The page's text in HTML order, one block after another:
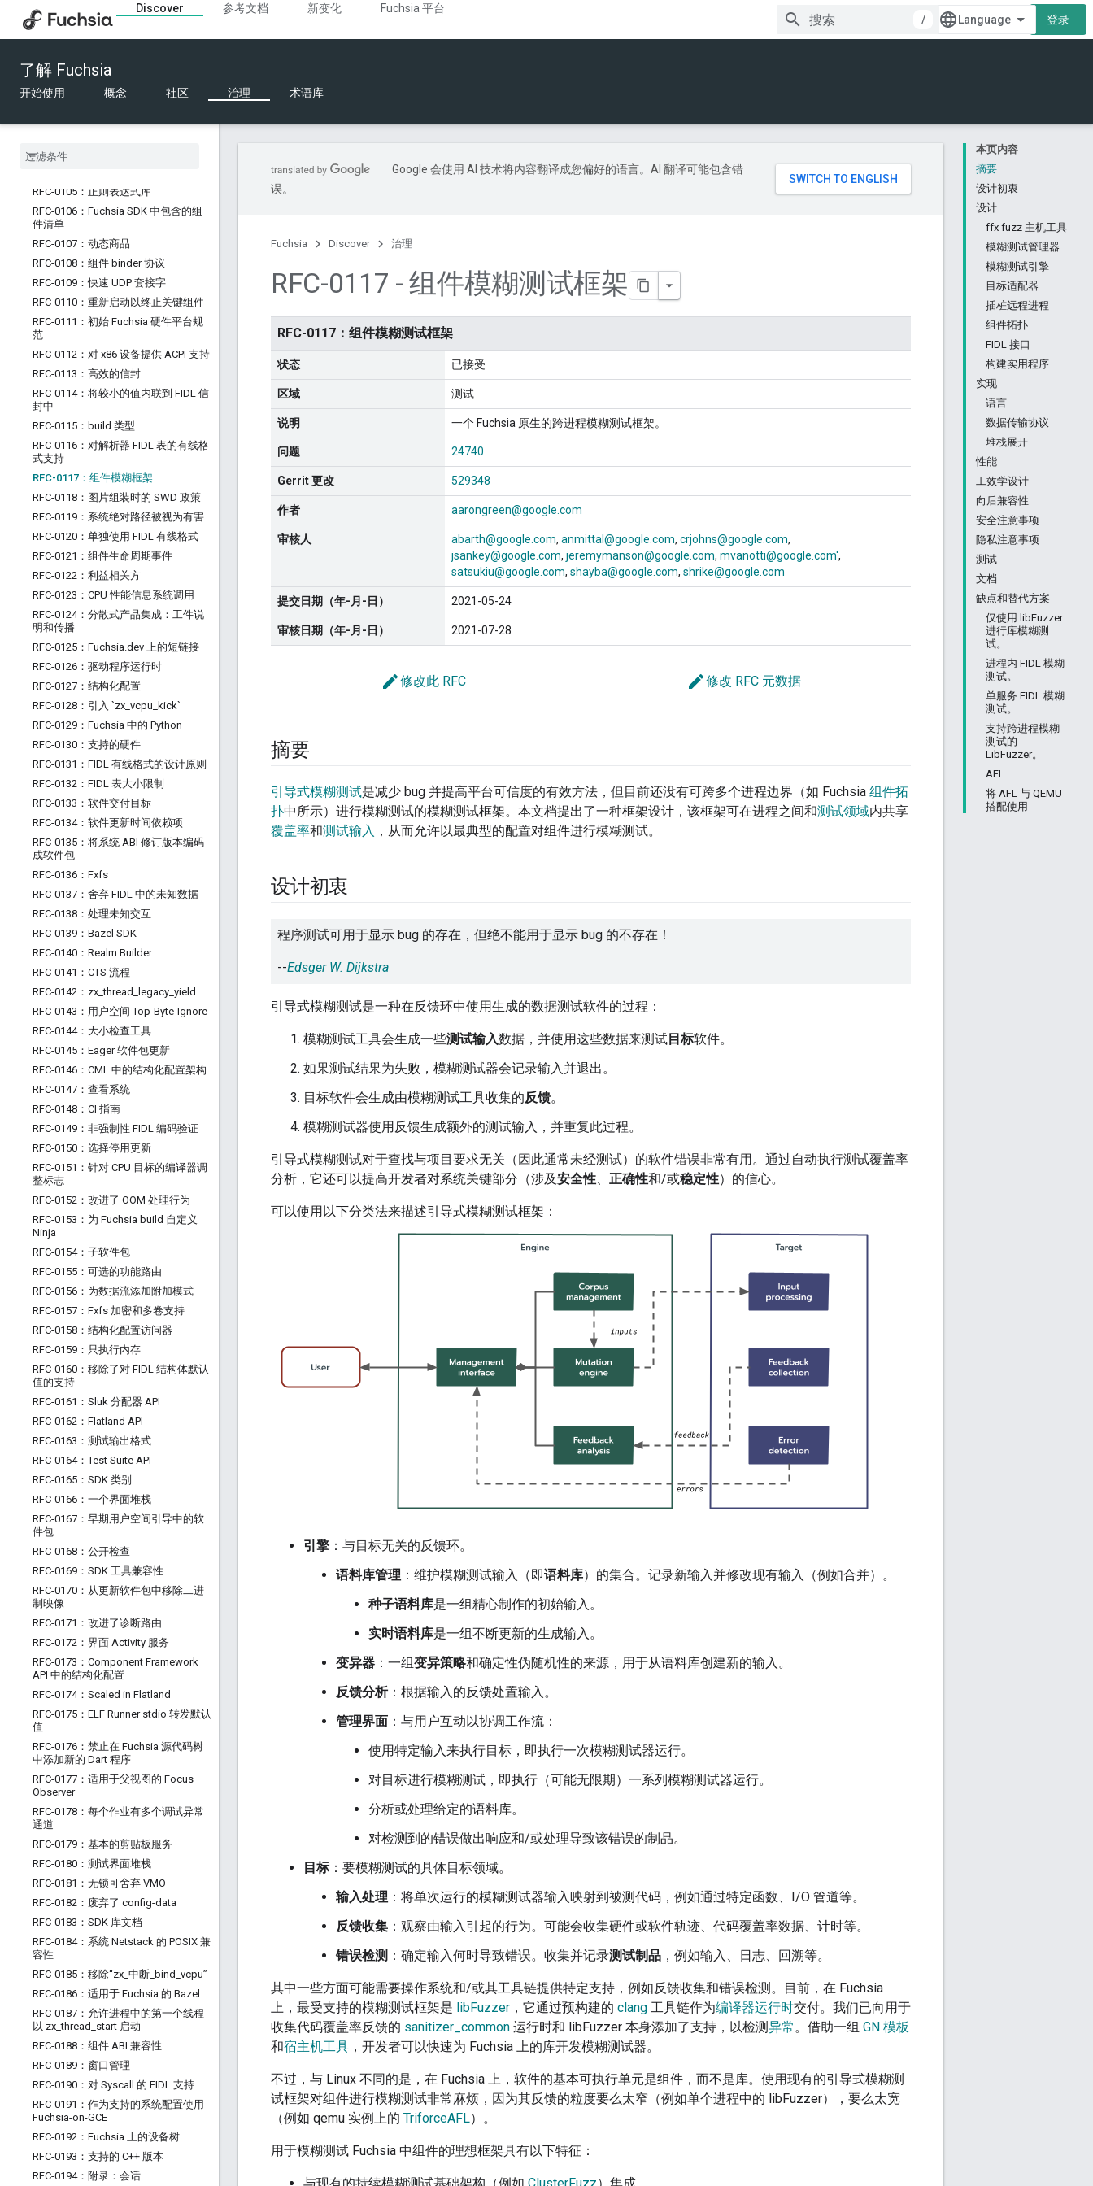
Discover 参考文档 新变化
Fuchsia 平台
/
登录
了解 Fuchsia
开始使用 概念 社区 治理 术语库
RFC-0097：FIDL 工具链
RFC-0098：组件框架 RFC 标准
`zx_socket_set_disposition`
RFC-0100：产品元数据
RFC-0101：具有编号句柄的动态组件
RFC-0103：软件交付 RFC 标准
RFC-0105：正则表达式库
RFC-0106：Fuchsia SDK 中包含的组
件清单
RFC-0107：动态商品
RFC-0108：组件 binder 协议
RFC-0109：快速 UDP 套接字
RFC-0110：重新启动以终止关键组件
RFC-0111：初始 Fuchsia 硬件平台规
范
RFC-0112：对 x86 设备提供 ACPI 支持
RFC-0113：高效的信封
RFC-0114：将较小的值内联到 FIDL 信
封中
RFC-0115：build 类型
RFC-0116：对解析器 FIDL 表的有线格
式支持
RFC-0117：组件模糊框架
RFC-0118：图片组装时的 SWD 政策
RFC-0119：系统绝对路径被视为有害
RFC-0120：单独使用 FIDL 有线格式
RFC-0121：组件生命周期事件
RFC-0122：利益相关方
RFC-0123：CPU 性能信息系统调用
RFC-0124：分散式产品集成：工件说
明和传播
RFC-0125：Fuchsia.dev 上的短链接
RFC-0126：驱动程序运行时
RFC-0127：结构化配置
RFC-0128：引入 `zx vcpu kick`
RFC-0129：Fuchsia 中的 Python
RFC-0130：支持的硬件
RFC-0131：FIDL 有线格式的设计原则
RFC-0132：FIDL 表大小限制
RFC-0133：软件交付目标
RFC-0134：软件更新时间依赖项
RFC-0135：将系统 ABI 修订版本编码
成软件包
RFC-0136：Fxfs
RFC-0137：舍弃 FIDL 中的未知数据
RFC-0138：处理未知交互
RFC-0139：Bazel SDK
RFC-0140：Realm Builder
RFC-0141：CTS 流程
RFC-0142：zx _thread legacy yield
RFC-0143：用户空间 Top-Byte-Ignore
RFC-0144：大小检查工具
RFC-0145：Eager 软件包更新
RFC-0146：CML 中的结构化配置架构
RFC-0147：查看系统
RFC-0148：CI 指南
RFC-0149：非强制性 FIDL 编码验证
RFC-0150：选择停用更新
RFC-0151：针对 CPU 目标的编译器调
整标志
RFC-0152：改进了 OOM 处理行为
RFC-0153：为 Fuchsia build 自定义
Ninja
RFC-0154：子软件包
RFC-0155：可选的功能路由
RFC-0156：为数据流添加附加模式
RFC-0157：Fxfs 加密和多卷支持
RFC-0158：结构化配置访问器
RFC-0159：只执行内存
RFC-0160：移除了对 FIDL 结构体默认
值的支持
RFC-0161：Sluk 分配器 API
RFC-0162：Flatland API
RFC-0163：测试输出格式
RFC-0164：Test Suite API
RFC-0165：SDK 类别
RFC-0166：一个界面堆栈
RFC-0167：早期用户空间引导中的软
件包
RFC-0168：公开检查
RFC-0169：SDK 工具兼容性
RFC-0170：从更新软件包中移除二进
制映像
RFC-0171：改进了诊断路由
RFC-0172：界面 Activity 服务
RFC-0173：Component Framework
API 中的结构化配置
RFC-0174：Scaled in Flatland
RFC-0175：ELF Runner stdio 转发默认
值
RFC-0176：禁止在 Fuchsia 源代码树
中添加新的 Dart 程序
RFC-0177：适用于父视图的 Focus
Observer
RFC-0178：每个作业有多个调试异常
通道
RFC-0179：基本的剪贴板服务
RFC-0180：测试界面堆栈
RFC-0181：无锁可舍弃 VMO
RFC-0182：废弃了 config-data
RFC-0183：SDK 库文档
RFC-0184：系统 Netstack 的 POSIX 兼
容性
RFC-0185：移除“zx 中断 bind vcpu”
RFC-0186：适用于 Fuchsia 的 Bazel
RFC-0187：允许进程中的第一个线程
以 zx _thread start 启动
RFC-0188：组件 ABI 兼容性
RFC-0189：窗口管理
RFC-0190：对 Syscall 的 FIDL 支持
RFC-0191：作为支持的系统配置使用
Fuchsia-on-GCE
RFC-0192：Fuchsia 上的设备树
RFC-0193：支持的 C++ 版本
RFC-0194：附录：会话
本页内容
摘要
设计初衷
设计
ffx fuzz 主机工具
模糊测试管理器
模糊测试引擎
目标适配器
插桩远程进程
组件拓扑
FIDL 接口
构建实用程序
实现
语言
数据传输协议
堆栈展开
性能
工效学设计
向后兼容性
安全注意事项
隐私注意事项
测试
文档
缺点和替代方案
仅使用 libFuzzer
进行库模糊测
试。
进程内 FIDL 模糊
测试。
单服务 FIDL 模糊
测试。
支持跨进程模糊
测试的
LibFuzzer。
AFL
将 AFL 与 QEMU
搭配使用
Google 会使用 AI 技术将内容翻译成您偏好的语言。AI 翻译可能包含错
误。
Fuchsia Discover 治理
RFC-0117 - 组件模糊测试框架
RFC-0117：组件模糊测试框架
状态 已接受
区域 测试
说明 一个 Fuchsia 原生的跨进程模糊测试框架。
问题 24740
Gerrit 更改 529348
作者 aarongreen@google.com
审核人 abarth@google.com anmittal@google.com crjohns@google.com
jsankey@google.com jeremymanson@google.com mvanotti@google.com'
satsukiu@google.com shayba@google.com shrike@google.com
提交日期（年-月-日） 2021-05-24
审核日期（年-月-日） 2021-07-28
edit修改此 RFC edit修改 RFC 元数据
摘要
引导式模糊测试是减少 bug 并提高平台可信度的有效方法，但目前还没有可跨多个进程边界（如 Fuchsia 组件拓
扑中所示）进行模糊测试的模糊测试框架。本文档提出了一种框架设计，该框架可在进程之间和测试领域内共享
覆盖率和测试输入 ，从而允许以最典型的配置对组件进行模糊测试。
设计初衷
程序测试可用于显示 bug 的存在，但绝不能用于显示 bug 的不存在！
--Edsger W. Dijkstra
引导式模糊测试是一种在反馈环中使用生成的数据测试软件的过程：
模糊测试工具会生成一些测试输入数据，并使用这些数据来测试目标软件。
如果测试结果为失败，模糊测试器会记录输入并退出。
目标软件会生成由模糊测试工具收集的反馈。
模糊测试器使用反馈生成额外的测试输入，并重复此过程。
引导式模糊测试对于查找与项目要求无关（因此通常未经测试）的软件错误非常有用。通过自动执行测试覆盖率
分析，它还可以提高开发者对系统关键部分（涉及安全性、 正确性和/或稳定性）的信心。
可以使用以下分类法来描述引导式模糊测试框架：
引擎 ：与目标无关的反馈环。
语料库管理 ：维护模糊测试输入（即语料库）的集合。记录新输入并修改现有输入（例如合并）。
种子语料库是一组精心制作的初始输入。
实时语料库是一组不断更新的生成输入。
变异器 ：一组变异策略和确定性伪随机性的来源，用于从语料库创建新的输入。
反馈分析：根据输入的反馈处置输入。
管理界面 ：与用户互动以协调工作流：
使用特定输入来执行目标，即执行一次模糊测试器运行。
对目标进行模糊测试，即执行（可能无限期）一系列模糊测试器运行。
分析或处理给定的语料库。
对检测到的错误做出响应和/或处理导致该错误的制品。
目标：要模糊测试的具体目标领域。
输入处理 ：将单次运行的模糊测试器输入映射到被测代码，例如通过特定函数、I/O 管道等。
反馈收集 ：观察由输入引起的行为。可能会收集硬件或软件轨迹、代码覆盖率数据、计时等。
错误检测 ：确定输入何时导致错误。收集并记录测试制品 ，例如输入、日志、回溯等。
其中一些方面可能需要操作系统和/或其工具链提供特定支持，例如反馈收集和错误检测。目前，在 Fuchsia
上，最受支持的模糊测试框架是 libFuzzer ，它通过预构建的 clang 工具链作为编译器运行时交付。我们已向用于
收集代码覆盖率反馈的 sanitizer_common 运行时和 libFuzzer 本身添加了支持，以检测异常。借助一组 GN 模板
和宿主机工具 ，开发者可以快速为 Fuchsia 上的库开发模糊测试器。
不过，与 Linux 不同的是，在 Fuchsia 上，软件的基本可执行单元是组件，而不是库。使用现有的引导式模糊测
试框架对组件进行模糊测试非常麻烦，因为其反馈的粒度要么太窄（例如单个进程中的 libFuzzer），要么太宽
（例如 qemu 实例上的 TriforceAFL）。
用于模糊测试 Fuchsia 中组件的理想框架具有以下特征：